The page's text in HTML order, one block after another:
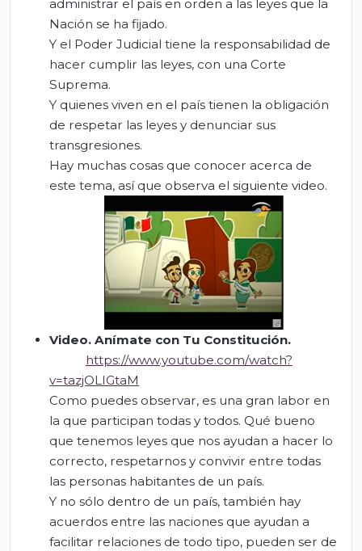
administrar el país en orden a las leyes que la
Nación se ha fijado.
Y el Poder Judicial tiene la responsabilidad de
hacer cumplir las leyes, con una Corte
Suprema.
Y quienes viven en el país tienen la obligación
de respetar las leyes y denunciar sus
transgresiones.
Hay muchas cosas que conocer acerca de
este tema, así que observa el siguiente video.
Video. Anímate con Tu Constitución.
https://www.youtube.com/watch?
v=tazjOLIGtaM
Como puedes observar, es una gran labor en
la que participan todas y todos. Qué bueno
que tenemos leyes que nos ayudan a hacer lo
correcto, respetarnos y convivir entre todas
las personas habitantes de un país.
Y no sólo dentro de un país, también hay
acuerdos entre las naciones que ayudan a
facilitar relaciones de todo tipo, pueden ser de